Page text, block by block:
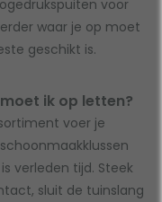
voor
waar je op moet
geschikt is.
ik op letten?
voer je
verleden tijd. Steek
sluit de tuinslang